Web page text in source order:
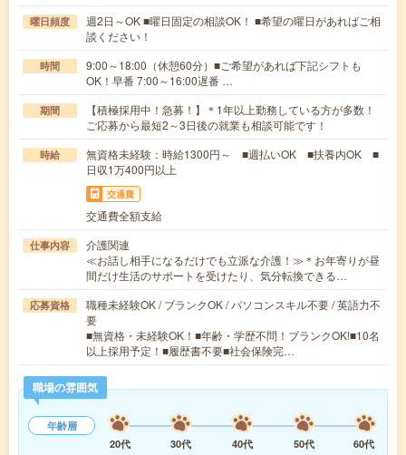
曜日頻度
週2日～OK ■曜日固定の相談OK！ ■希望の曜日があればご相
談ください！
時間
9:00～18:00（休憩60分）■ご希望があれば下記シフトも
OK！早番 7:00～16:00遅番 …
期間
【積極採用中！急募！】＊1年以上勤務している方が多数！
ご応募から最短2～3日後の就業も相談可能です！
時給
無資格未経験：時給1300円～ ■週払いOK ■扶養内OK ■
日収1万400円以上
交通費
交通費全額支給
仕事内容
介護関連
≪お話し相手になるだけでも立派な介護！≫＊お年寄りが昼
間だけ生活のサポートを受けたり、気分転換できる…
応募資格
職種未経験OK / ブランクOK / パソコンスキル不要 / 英語力不
要
■無資格・未経験OK！■年齢・学歴不問！ブランクOK!■10名
以上採用予定！■履歴書不要■社会保険完…
職場の雰囲気
年齢層
20代
30代 40代 50代
60代